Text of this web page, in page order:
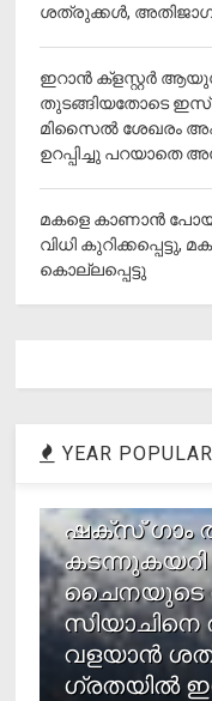
ശത്രുക്കൾ,
ഇറാന്‍ ക്‌ളസ്റ്റര്‍
തുടങ്ങിയതോടെ
മിസൈല്‍ ശേഖരം
ഉറപ്പിച്ചു പറയാതെ
മകളെ കാണാന്‍ പോയ
വിധി
കൊല്ലപ്പെട്ടു
YEAR POPULAR
ഷക്സ് ​ഗാം
കടന്നുകയറി
ചൈനയുടെ
വളയാൻ
ഗ്രതയിൽ